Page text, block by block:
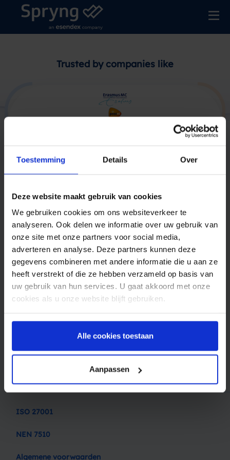
Toestemming Details Over
Deze website maakt gebruik van cookies
We gebruiken cookies om ons websiteverkeer te
analyseren. Ook delen we informatie over uw gebruik van
onze site met onze partners voor social media,
adverteren en analyse. Deze partners kunnen deze
gegevens combineren met andere informatie die u aan ze
heeft verstrekt of die ze hebben verzameld op basis van
uw gebruik van hun services. U gaat akkoord met onze
cookies als u onze website blijft gebruiken.
Alle cookies toestaan
Aanpassen
Trusted by companies like
Producten
Sectoren
Ons bedrijf
Over Spryng
Blog
Privacy policy
ISO 27001
NEN 7510
Algemene voorwaarden